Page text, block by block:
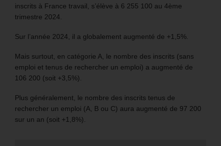
inscrits à France travail, s’élève à 6 255 100 au 4ème
trimestre 2024.
Sur l’année 2024, il a globalement augmenté de +1,5%.
Mais surtout, en catégorie A, le nombre des inscrits (sans
emploi et tenus de rechercher un emploi) a augmenté de
106 200 (soit +3,5%).
Plus généralement, le nombre des inscrits tenus de
rechercher un emploi (A, B ou C) aura augmenté de 97 200
sur un an (soit +1,8%).